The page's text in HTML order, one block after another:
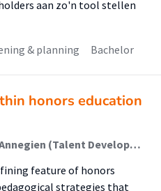
aan zo'n tool stellen
& planning Bachelor
honors education
Zijlstra, Yvonne; Langeloo, Annegien (Talent Development In Higher Education And Society); Kamans, Elanor (Talent Development In Higher Education And Society); Conijn, Hans
feature of honors
strategies that